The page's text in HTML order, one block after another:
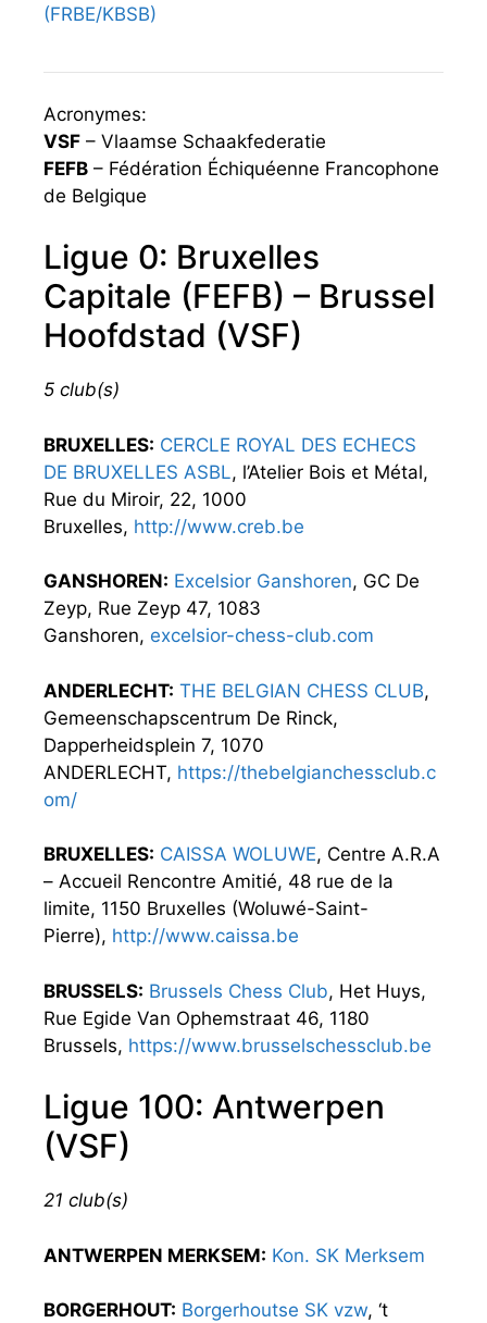
(FRBE/KBSB)
Acronymes:
VSF – Vlaamse Schaakfederatie
FEFB – Fédération Échiquéenne Francophone
de Belgique
Ligue 0: Bruxelles
Capitale (FEFB) – Brussel
Hoofdstad (VSF)
5 club(s)
BRUXELLES: CERCLE ROYAL DES ECHECS
DE BRUXELLES ASBL, l’Atelier Bois et Métal,
Rue du Miroir, 22, 1000
Bruxelles, http://www.creb.be
GANSHOREN: Excelsior Ganshoren, GC De
Zeyp, Rue Zeyp 47, 1083
Ganshoren, excelsior-chess-club.com
ANDERLECHT: THE BELGIAN CHESS CLUB,
Gemeenschapscentrum De Rinck,
Dapperheidsplein 7, 1070
ANDERLECHT, https://thebelgianchessclub.c
om/
BRUXELLES: CAISSA WOLUWE, Centre A.R.A
– Accueil Rencontre Amitié, 48 rue de la
limite, 1150 Bruxelles (Woluwé-Saint-
Pierre), http://www.caissa.be
BRUSSELS: Brussels Chess Club, Het Huys,
Rue Egide Van Ophemstraat 46, 1180
Brussels, https://www.brusselschessclub.be
Ligue 100: Antwerpen
(VSF)
21 club(s)
ANTWERPEN MERKSEM: Kon. SK Merksem
BORGERHOUT: Borgerhoutse SK vzw, ‘t